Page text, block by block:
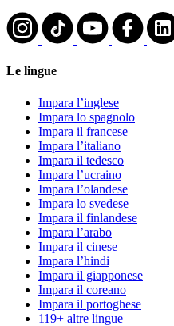
Le lingue
Impara l’inglese
Impara lo spagnolo
Impara il francese
Impara l’italiano
Impara il tedesco
Impara l’ucraino
Impara l’olandese
Impara lo svedese
Impara il finlandese
Impara l’arabo
Impara il cinese
Impara l’hindi
Impara il giapponese
Impara il coreano
Impara il portoghese
119+ altre lingue